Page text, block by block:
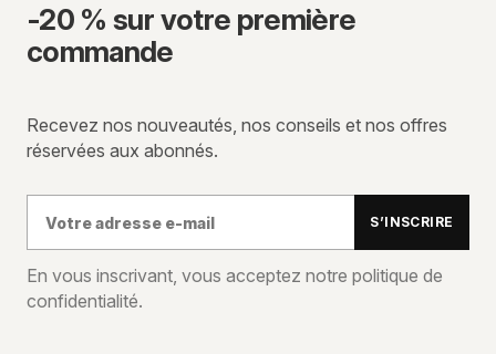
-20 % sur votre première
commande
Recevez nos nouveautés, nos conseils et nos offres
réservées aux abonnés.
e-
mail
S’INSCRIRE
En vous inscrivant, vous acceptez notre politique de
confidentialité.